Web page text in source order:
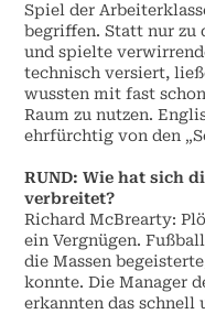
Spiel der
begriffen. Statt nur zu
und spielte
technisch versiert,
wussten mit fast
Raum zu nutzen.
ehrfürchtig von den
RUND: Wie hat sich
verbreitet?
Richard McBrearty:
ein Vergnügen.
die Massen
konnte. Die Manager
erkannten das schnell